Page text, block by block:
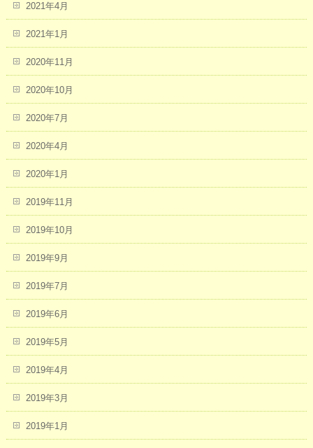
2021年4月
2021年1月
2020年11月
2020年10月
2020年7月
2020年4月
2020年1月
2019年11月
2019年10月
2019年9月
2019年7月
2019年6月
2019年5月
2019年4月
2019年3月
2019年1月